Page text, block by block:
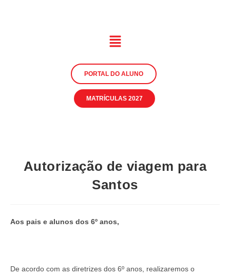
PORTAL DO ALUNO
MATRÍCULAS 2027
Autorização de viagem para
Santos
Aos pais e alunos dos 6º anos,
De acordo com as diretrizes dos 6º anos, realizaremos o